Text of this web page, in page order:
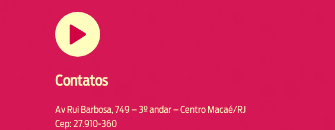
Contatos
Av Rui Barbosa, 749 – 3º andar – Centro Macaé/RJ
Cep: 27.910-360